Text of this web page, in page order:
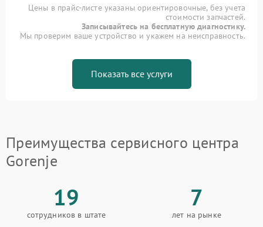
Цены в прайс-листе указаны ориентировочные, без учета
стоимости запчастей.
Записывайтесь на бесплатную диагностику.
Мы проверим ваше устройство и укажем на неисправность.
Показать все услуги
Преимущества сервисного центра
Gorenje
19
сотрудников в штате
7
лет на рынке